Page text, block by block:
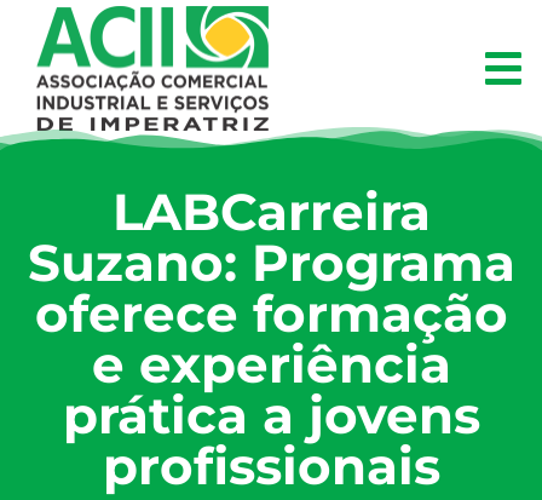
LABCarreira
Suzano: Programa
oferece formação
e experiência
prática a jovens
profissionais